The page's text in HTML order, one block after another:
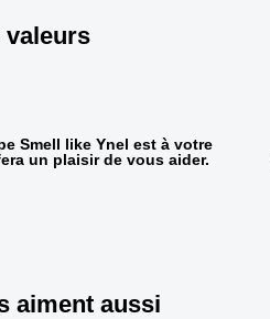
valeurs
Smell like Ynel est à votre
un plaisir de vous aider.
aiment aussi